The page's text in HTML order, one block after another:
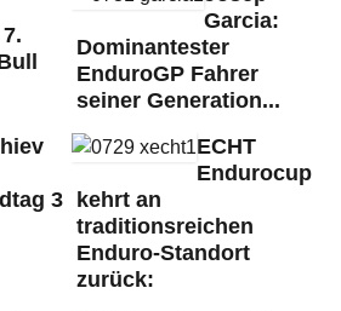
Garcia:
Dominantester
EnduroGP Fahrer
seiner Generation...
3
ECHT
Endurocup
kehrt an
traditionsreichen
Enduro-Standort
zurück: